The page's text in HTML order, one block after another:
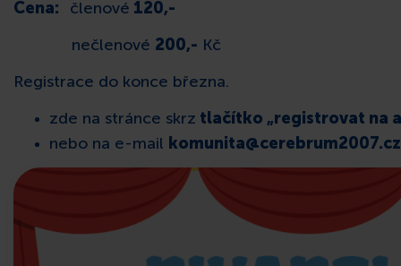
Cena: členové 120,-
nečlenové 200,- Kč
Registrace do konce března.
zde na stránce skrz tlačítko „registrovat na
nebo na e-mail komunita@cerebrum2007.cz